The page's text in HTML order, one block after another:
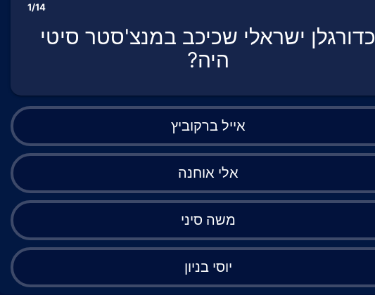
1/14
כדורגלן ישראלי שכיכב במנצ'סטר סיטי
היה?
אייל ברקוביץ
אלי אוחנה
משה סיני
יוסי בניון